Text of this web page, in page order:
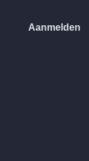
Aanmelden